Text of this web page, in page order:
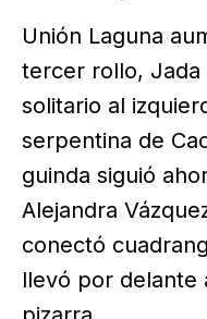
Unión Laguna
tercer rollo, Jada
solitario al
serpentina de
guinda siguió
Alejandra
conectó
llevó por delante